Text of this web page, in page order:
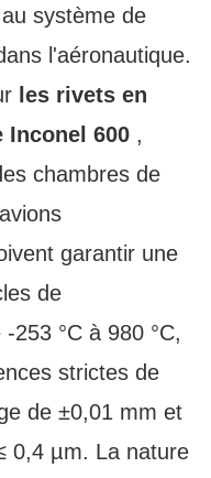
système de
l'aéronautique.
les rivets en
Inconel 600 ,
chambres de
garantir une
de
253 °C à 980 °C,
strictes de
de ±0,01 mm et
0,4 µm. La nature